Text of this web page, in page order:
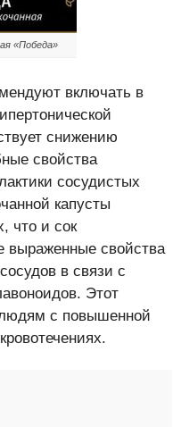
«Победа»
включать в
снижению
свойства
сосудистых
капусты
что и сок
выраженные свойства
в связи с
Этот
людям с повышенной